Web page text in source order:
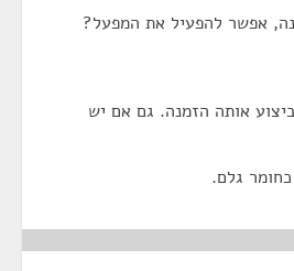
אפשר להפעיל את המפעל?
אותה הזמנה. גם אם יש
גלם.